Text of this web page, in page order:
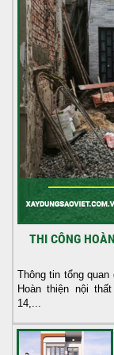
THI CÔNG
Thông tin tổng
Hoàn thiện nội
14,...